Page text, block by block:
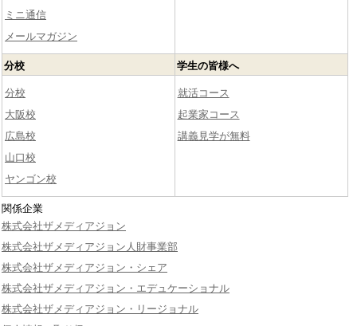
ミニ通信
メールマガジン
分校
分校
大阪校
広島校
山口校
ヤンゴン校
学生の皆様へ
就活コース
起業家コース
講義見学が無料
関係企業
株式会社ザメディアジョン
株式会社ザメディアジョン人財事業部
株式会社ザメディアジョン・シェア
株式会社ザメディアジョン・エデュケーショナル
株式会社ザメディアジョン・リージョナル